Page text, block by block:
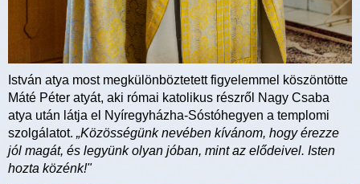
István atya most megkülönböztetett figyelemmel köszöntötte
Máté Péter atyát, aki római katolikus részről Nagy Csaba
atya után látja el Nyíregyházha-Sóstóhegyen a templomi
szolgálatot. „Közösségünk nevében kívánom, hogy érezze
jól magát, és legyünk olyan jóban, mint az elődeivel. Isten
hozta közénk!"